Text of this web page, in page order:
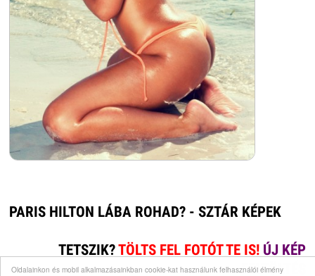
Oldalainkon és mobil alkalmazásainkban cookie-kat használunk felhasználói élmény
PARIS HILTON LÁBA ROHAD? - SZTÁR KÉPEK
TETSZIK?TÖLTS FEL FOTÓT TE IS! ÚJ KÉP
FELTÖLTÉS